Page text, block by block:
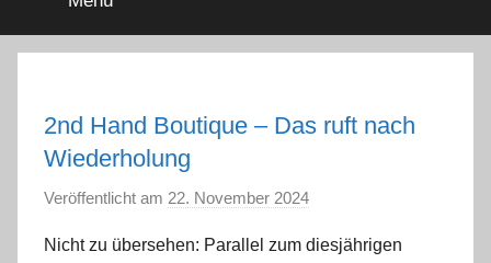
e.V.
Deutschen
Segler-
Verband
2nd Hand Boutique – Das ruft nach
Wiederholung
Veröffentlicht am 22. November 2024
n
Nicht zu übersehen: Parallel zum diesjährigen